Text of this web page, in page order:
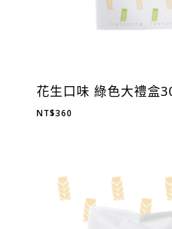
花生口味 綠色大禮盒
NT$360